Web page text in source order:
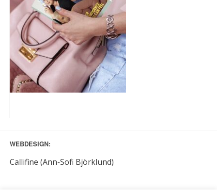
WEBDESIGN:
Callifine (Ann-Sofi Björklund)